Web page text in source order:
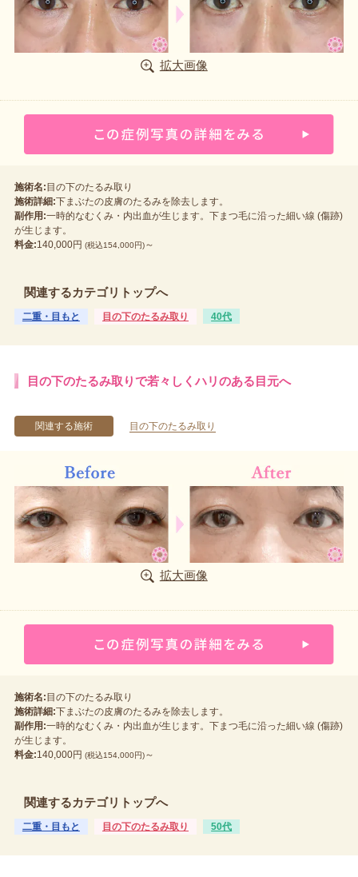
拡大画像
施術名:目の下のたるみ取り
施術詳細:下まぶたの皮膚のたるみを除去します。
副作用:一時的なむくみ・内出血が生じます。下まつ毛に沿った細い線 (傷跡)
が生じます。
料金:140,000円 (税込154,000円)～
関連するカテゴリトップへ
二重・目もと 目の下のたるみ取り 40代
目の下のたるみ取りで若々しくハリのある目元へ
関連する施術 目の下のたるみ取り
拡大画像
施術名:目の下のたるみ取り
施術詳細:下まぶたの皮膚のたるみを除去します。
副作用:一時的なむくみ・内出血が生じます。下まつ毛に沿った細い線 (傷跡)
が生じます。
料金:140,000円 (税込154,000円)～
関連するカテゴリトップへ
二重・目もと 目の下のたるみ取り 50代